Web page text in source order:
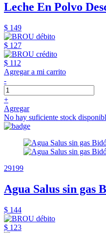
Leche En Polvo
$ 149
$ 127
$ 112
Agregar a mi carrito
-
+
Agregar
No hay suficiente stock
29199
Agua Salus sin gas
$ 144
$ 123